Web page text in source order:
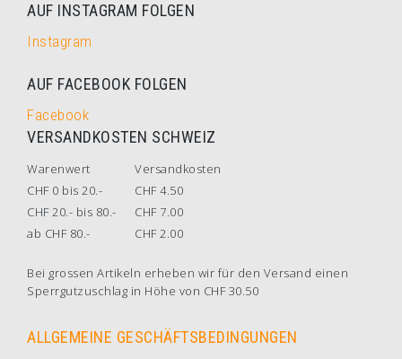
AUF INSTAGRAM FOLGEN
Instagram
AUF FACEBOOK FOLGEN
Facebook
VERSANDKOSTEN SCHWEIZ
Warenwert
Versandkosten
CHF 0 bis 20.-
CHF 4.50
CHF 20.- bis 80.-
CHF 7.00
ab CHF 80.-
CHF 2.00
Bei grossen Artikeln erheben wir für den Versand einen
Sperrgutzuschlag in Höhe von CHF 30.50
ALLGEMEINE GESCHÄFTSBEDINGUNGEN